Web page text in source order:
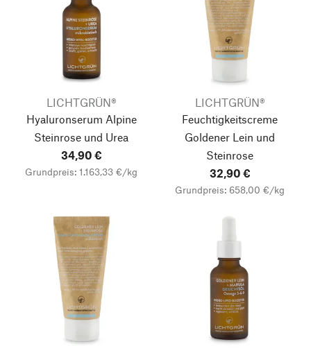
LICHTGRÜN®
Hyaluronserum Alpine
Steinrose und Urea
34,90 €
Grundpreis: 1.163,33 €/kg
LICHTGRÜN®
Feuchtigkeitscreme
Goldener Lein und
Steinrose
32,90 €
Grundpreis: 658,00 €/kg